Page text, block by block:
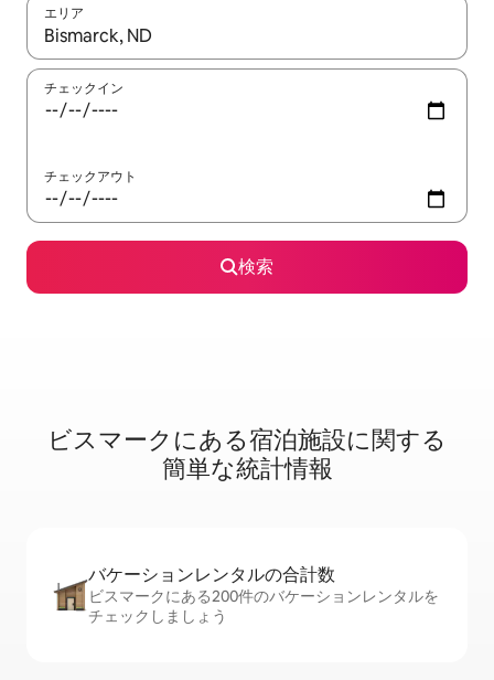
エリア
検索結果が表示されたら、上下の矢印キーを使って移動するか
チェックイン
チェックアウト
検索
ビスマークに⁠あ⁠る宿⁠泊⁠施⁠設⁠に関⁠す⁠る
簡⁠単⁠な統⁠計⁠情⁠報
バケーションレ⁠ン⁠タ⁠ル⁠の合⁠計⁠数
ビスマークにある200件のバケーションレンタルを
チェックしましょう